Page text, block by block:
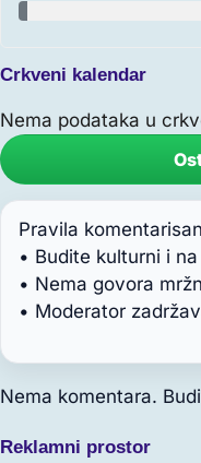
Crkveni kalendar
Nema podataka u
Pravila
• Budite kulturni i
• Nema govora
• Moderator
Nema komentara.
Reklamni prostor